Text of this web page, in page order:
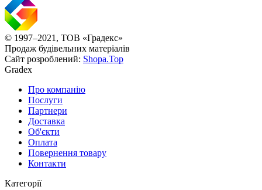
© 1997–2021, ТОВ «Градекс»
Продаж будівельних матеріалів
Сайт розроблений: Shopa.Top
Gradex
Про компанію
Послуги
Партнери
Доставка
Об'єкти
Оплата
Повернення товару
Контакти
Категорії